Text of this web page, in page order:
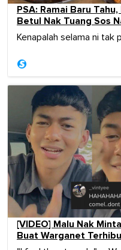
PSA: Ramai Baru
Betul Nak Tuang Sos
Kenapalah selama ni tak
[VIDEO] Malu Nak
Buat Warganet